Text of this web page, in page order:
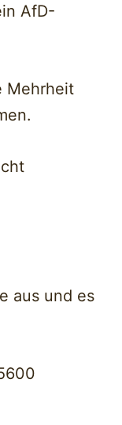
AfD-
Mehrheit
aus und es